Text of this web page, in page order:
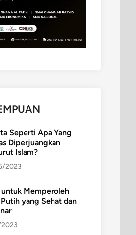
Seperti Apa Yang
Diperjuangkan
Islam?
2023
untuk Memperoleh
yang Sehat dan
2023